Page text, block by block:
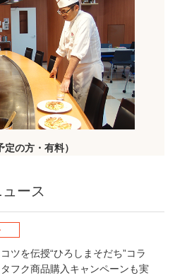
の方・有料）
ュース
ツを伝授“ひろしまそだち”コラ
フク商品購入キャンペーンも実